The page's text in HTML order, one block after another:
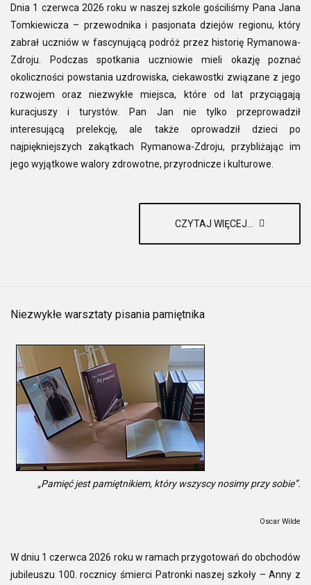
Dnia 1 czerwca 2026 roku w naszej szkole gościliśmy Pana Jana
Tomkiewicza – przewodnika i pasjonata dziejów regionu, który
zabrał uczniów w fascynującą podróż przez historię Rymanowa-
Zdroju. Podczas spotkania uczniowie mieli okazję poznać
okoliczności powstania uzdrowiska, ciekawostki związane z jego
rozwojem oraz niezwykłe miejsca, które od lat przyciągają
kuracjuszy i turystów. Pan Jan nie tylko przeprowadził
interesującą prelekcję, ale także oprowadził dzieci po
najpiękniejszych zakątkach Rymanowa-Zdroju, przybliżając im
jego wyjątkowe walory zdrowotne, przyrodnicze i kulturowe.
CZYTAJ WIĘCEJ...
Niezwykłe warsztaty pisania pamiętnika
„Pamięć jest pamiętnikiem, który wszyscy nosimy przy sobie”.
Oscar Wilde
W dniu 1 czerwca 2026 roku w ramach przygotowań do obchodów
jubileuszu 100. rocznicy śmierci Patronki naszej szkoły – Anny z